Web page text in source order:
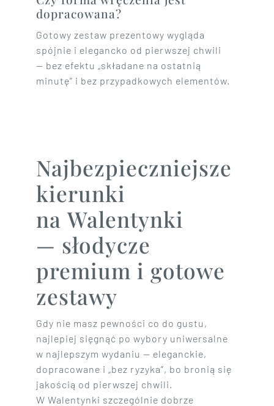
dopracowana?
Gotowy zestaw prezentowy wygląda
spójnie i elegancko od pierwszej chwili
— bez efektu „składane na ostatnią
minutę” i bez przypadkowych elementów.
Najbezpieczniejsze
kierunki
na Walentynki
— słodycze
premium i gotowe
zestawy
Gdy nie masz pewności co do gustu,
najlepiej sięgnąć po wybory uniwersalne
w najlepszym wydaniu — eleganckie,
dopracowane i „bez ryzyka”, bo bronią się
jakością od pierwszej chwili.
W Walentynki szczególnie dobrze